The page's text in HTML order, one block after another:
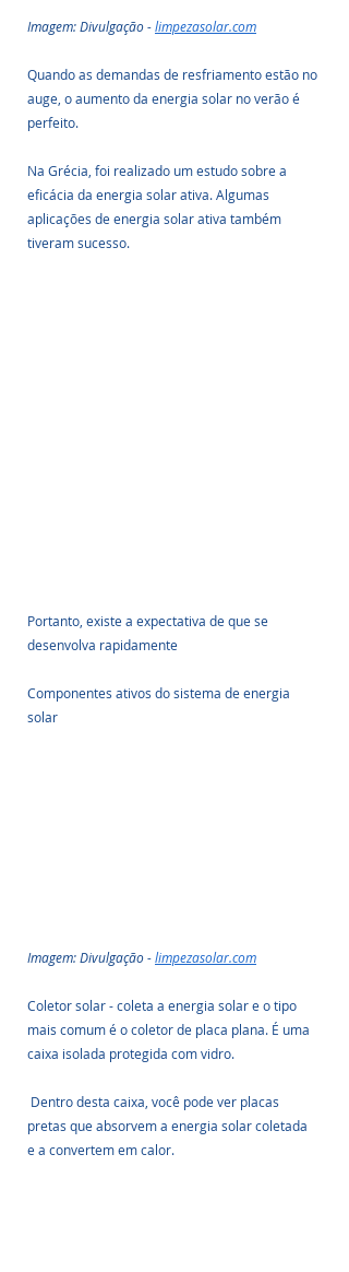
Imagem: Divulgação - limpezasolar.com
Quando as demandas de resfriamento estão no
auge, o aumento da energia solar no verão é
perfeito.
Na Grécia, foi realizado um estudo sobre a
eficácia da energia solar ativa. Algumas
aplicações de energia solar ativa também
tiveram sucesso.
Portanto, existe a expectativa de que se
desenvolva rapidamente
Componentes ativos do sistema de energia
solar
Imagem: Divulgação - limpezasolar.com
Coletor solar - coleta a energia solar e o tipo
mais comum é o coletor de placa plana. É uma
caixa isolada protegida com vidro.
pretas que absorvem a energia solar coletada
e a convertem em calor.